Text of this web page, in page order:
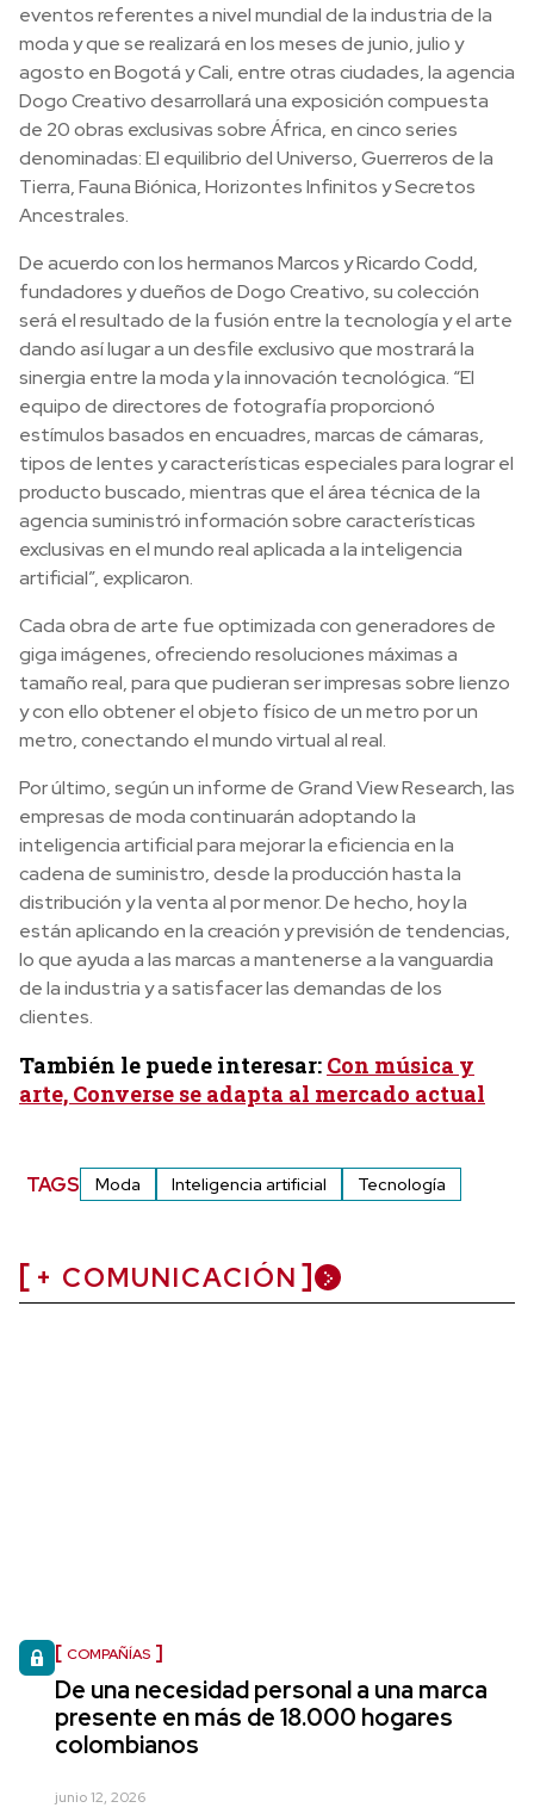
eventos referentes a nivel mundial de la industria de la
moda y que se realizará en los meses de junio, julio y
agosto en Bogotá y Cali, entre otras ciudades, la agencia
Dogo Creativo desarrollará una exposición compuesta
de 20 obras exclusivas sobre África, en cinco series
denominadas: El equilibrio del Universo, Guerreros de la
Tierra, Fauna Biónica, Horizontes Infinitos y Secretos
Ancestrales.
De acuerdo con los hermanos Marcos y Ricardo Codd,
fundadores y dueños de Dogo Creativo, su colección
será el resultado de la fusión entre la tecnología y el arte
dando así lugar a un desfile exclusivo que mostrará la
sinergia entre la moda y la innovación tecnológica. “El
equipo de directores de fotografía proporcionó
estímulos basados en encuadres, marcas de cámaras,
tipos de lentes y características especiales para lograr el
producto buscado, mientras que el área técnica de la
agencia suministró información sobre características
exclusivas en el mundo real aplicada a la inteligencia
artificial”, explicaron.
Cada obra de arte fue optimizada con generadores de
giga imágenes, ofreciendo resoluciones máximas a
tamaño real, para que pudieran ser impresas sobre lienzo
y con ello obtener el objeto físico de un metro por un
metro, conectando el mundo virtual al real.
Por último, según un informe de Grand View Research, las
empresas de moda continuarán adoptando la
inteligencia artificial para mejorar la eficiencia en la
cadena de suministro, desde la producción hasta la
distribución y la venta al por menor. De hecho, hoy la
están aplicando en la creación y previsión de tendencias,
lo que ayuda a las marcas a mantenerse a la vanguardia
de la industria y a satisfacer las demandas de los
clientes.
También le puede interesar: Con música y
arte, Converse se adapta al mercado actual
TAGS Moda Inteligencia artificial Tecnología
+ COMUNICACIÓN
COMPAÑÍAS
De una necesidad personal a una marca
presente en más de 18.000 hogares
colombianos
junio 12, 2026